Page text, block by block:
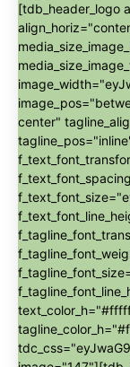
[tdb_header_logo
center"